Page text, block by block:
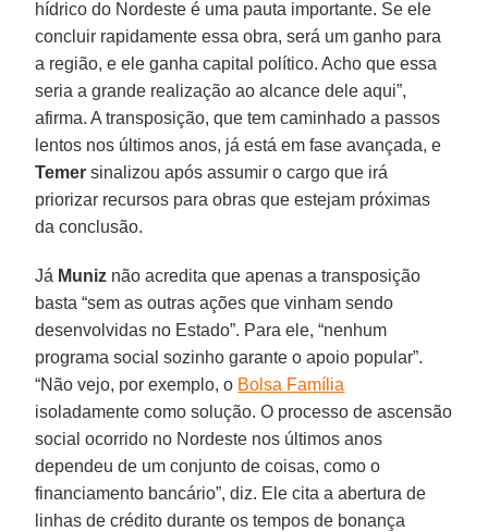
hídrico do Nordeste é uma pauta importante. Se ele
concluir rapidamente essa obra, será um ganho para
a região, e ele ganha capital político. Acho que essa
seria a grande realização ao alcance dele aqui”,
afirma. A transposição, que tem caminhado a passos
lentos nos últimos anos, já está em fase avançada, e
Temer sinalizou após assumir o cargo que irá
priorizar recursos para obras que estejam próximas
da conclusão.
Já Muniz não acredita que apenas a transposição
basta “sem as outras ações que vinham sendo
desenvolvidas no Estado”. Para ele, “nenhum
programa social sozinho garante o apoio popular”.
“Não vejo, por exemplo, o Bolsa Família
isoladamente como solução. O processo de ascensão
social ocorrido no Nordeste nos últimos anos
dependeu de um conjunto de coisas, como o
financiamento bancário”, diz. Ele cita a abertura de
linhas de crédito durante os tempos de bonança